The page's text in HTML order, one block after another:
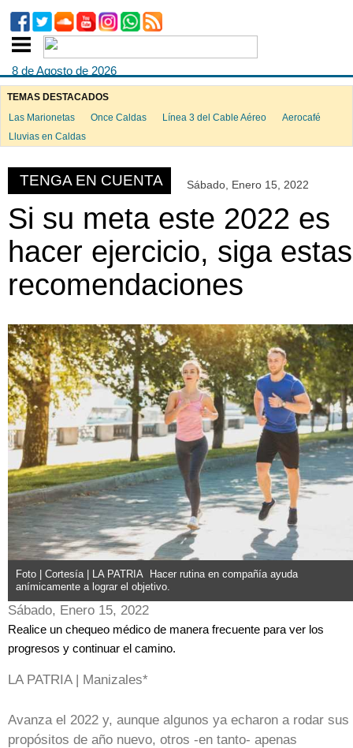
8 de Agosto de 2026
TEMAS DESTACADOS
Las Marionetas
Once Caldas Línea 3 del Cable Aéreo
Aerocafé
Lluvias en Caldas
TENGA EN CUENTA Sábado, Enero 15, 2022
Si su meta este 2022 es
hacer ejercicio, siga estas
recomendaciones
Foto | Cortesía | LA PATRIA Hacer rutina en compañía ayuda
anímicamente a lograr el objetivo.
Sábado, Enero 15, 2022
Realice un chequeo médico de manera frecuente para ver los
progresos y continuar el camino.
LA PATRIA | Manizales*
Avanza el 2022 y, aunque algunos ya echaron a rodar sus
propósitos de año nuevo, otros -en tanto- apenas